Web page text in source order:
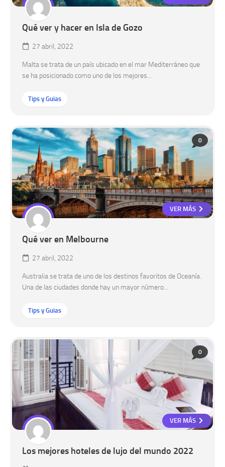
Qué ver y hacer en Isla de Gozo
27 abril, 2022
Malta se trata de un país ubicado en el mar Mediterráneo que
se ha posicionado como uno de los mejores...
Tips y Guias
0
VER MÁS
Qué ver en Melbourne
27 abril, 2022
Australia se trata de uno de los destinos favoritos de Oceanía.
Una de las ciudades donde hay un mayor número...
Tips y Guias
0
VER MÁS
Los mejores hoteles de lujo del mundo 2022